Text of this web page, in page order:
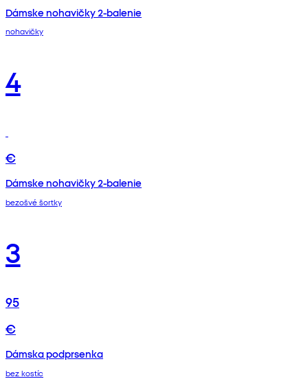
Dámske nohavičky 2-balenie
nohavičky
4
€
Dámske nohavičky 2-balenie
bezošvé šortky
3
95
€
Dámska podprsenka
bez kostíc